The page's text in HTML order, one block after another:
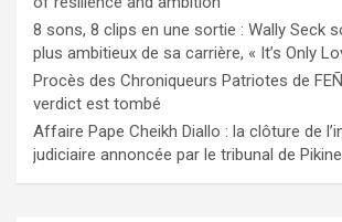
8 sons, 8 clips en une sortie : Wally Seck
plus ambitieux de sa carrière, « It’s Only
Procès des Chroniqueurs Patriotes de
verdict est tombé
Affaire Pape Cheikh Diallo : la clôture de
judiciaire annoncée par le tribunal de